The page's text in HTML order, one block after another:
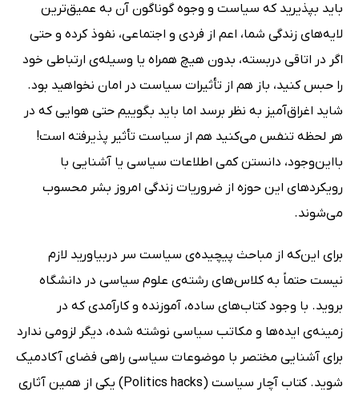
باید بپذیرید که سیاست و وجوه گوناگون آن به عمیق‌ترین
لایه‌های زندگی شما، اعم از فردی و اجتماعی، نفوذ کرده و حتی
اگر در اتاقی دربسته، بدون هیچ همراه یا وسیله‌ی ارتباطی خود
را حبس کنید، باز هم از تأثیرات سیاست در امان نخواهید بود.
شاید اغراق‌آمیز به نظر برسد اما باید بگوییم حتی هوایی که در
هر لحظه تنفس می‌کنید هم از سیاست تأثیر پذیرفته است!
بااین‌وجود، دانستن کمی اطلاعات سیاسی یا آشنایی با
رویکردهای این حوزه از ضروریات زندگی امروز بشر محسوب
می‌شوند.
برای این‌که از مباحث پیچیده‌ی سیاست سر دربیاورید لازم
نیست حتماً به کلاس‌های رشته‌ی علوم سیاسی در دانشگاه
بروید. با وجود کتاب‌های ساده، آموزنده و کارآمدی که در
زمینه‌ی ایده‌ها و مکاتب سیاسی نوشته شده، دیگر لزومی ندارد
برای آشنایی مختصر با موضوعات سیاسی راهی فضای آکادمیک
شوید. کتاب آچار سیاست (Politics hacks) یکی از همین آثاری